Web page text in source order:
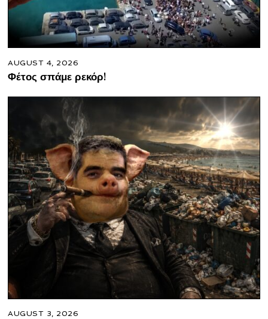
AUGUST 4, 2026
Φέτος σπάμε ρεκόρ!
AUGUST 3, 2026